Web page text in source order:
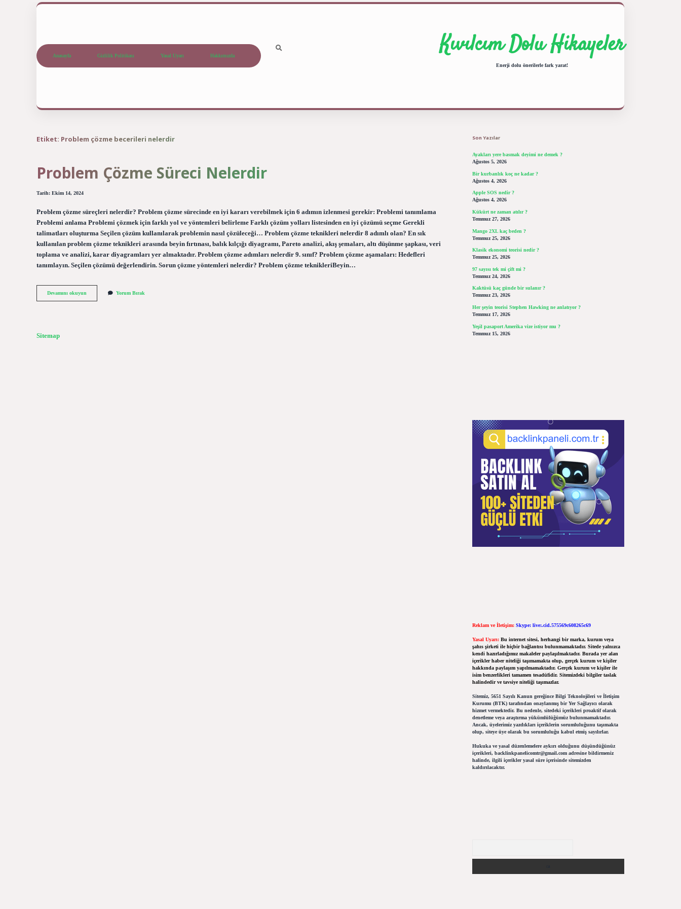
Anasayfa Gizlilik Politikası Yasal Uyarı Hakkımızda Kıvılcım Dolu Hikayeler
Enerji dolu önerilerle fark yarat!
Etiket: Problem çözme becerileri nelerdir
Problem Çözme Süreci Nelerdir
Tarih: Ekim 14, 2024
Problem çözme süreçleri nelerdir? Problem çözme sürecinde en iyi kararı verebilmek için 6 adımın izlenmesi gerekir: Problemi tanımlama
Problemi anlama Problemi çözmek için farklı yol ve yöntemleri belirleme Farklı çözüm yolları listesinden en iyi çözümü seçme Gerekli
talimatları oluşturma Seçilen çözüm kullanılarak problemin nasıl çözüleceği… Problem çözme teknikleri nelerdir 8 adımlı olan? En sık
kullanılan problem çözme teknikleri arasında beyin fırtınası, balık kılçığı diyagramı, Pareto analizi, akış şemaları, altı düşünme şapkası, veri
toplama ve analizi, karar diyagramları yer almaktadır. Problem çözme adımları nelerdir 9. sınıf? Problem çözme aşamaları: Hedefleri
tanımlayın. Seçilen çözümü değerlendirin. Sorun çözme yöntemleri nelerdir? Problem çözme teknikleriBeyin…
Devamını okuyun
Çözme
Yorum Bırak
Sitemap
Son Yazılar
Ayakları yere basmak deyimi ne demek ?
Ağustos 5, 2026
Bir kurbanlık koç ne kadar ?
Ağustos 4, 2026
Apple SOS nedir ?
Ağustos 4, 2026
Kükürt ne zaman atılır ?
Temmuz 27, 2026
Mango 2XL kaç beden ?
Temmuz 25, 2026
Klasik ekonomi teorisi nedir ?
Temmuz 25, 2026
97 sayısı tek mi çift mi ?
Temmuz 24, 2026
Kaktüsü kaç günde bir sulanır ?
Temmuz 23, 2026
Her şeyin teorisi Stephen Hawking ne anlatıyor ?
Temmuz 17, 2026
Yeşil pasaport Amerika vize istiyor mu ?
Temmuz 15, 2026
Reklam ve İletişim: Skype: live:.cid.575569c608265c69
Yasal Uyarı: Bu internet sitesi, herhangi bir marka, kurum veya
şahıs şirketi ile hiçbir bağlantısı bulunmamaktadır. Sitede yalnızca
kendi hazırladığımız makaleler paylaşılmaktadır. Burada yer alan
içerikler haber niteliği taşımamakta olup, gerçek kurum ve kişiler
hakkında paylaşım yapılmamaktadır. Gerçek kurum ve kişiler ile
isim benzerlikleri tamamen tesadüfidir. Sitemizdeki bilgiler taslak
halindedir ve tavsiye niteliği taşımazlar.
Sitemiz, 5651 Sayılı Kanun gereğince Bilgi Teknolojileri ve İletişim
Kurumu (BTK) tarafından onaylanmış bir Yer Sağlayıcı olarak
hizmet vermektedir. Bu nedenle, sitedeki içerikleri proaktif olarak
denetleme veya araştırma yükümlülüğümüz bulunmamaktadır.
Ancak, üyelerimiz yazdıkları içeriklerin sorumluluğunu taşımakta
olup, siteye üye olarak bu sorumluluğu kabul etmiş sayılırlar.
Hukuka ve yasal düzenlemelere aykırı olduğunu düşündüğünüz
içerikleri, backlinkpanelicomtr@gmail.comadresine bildirmeniz
halinde, ilgili içerikler yasal süre içerisinde sitemizden
kaldırılacaktır.